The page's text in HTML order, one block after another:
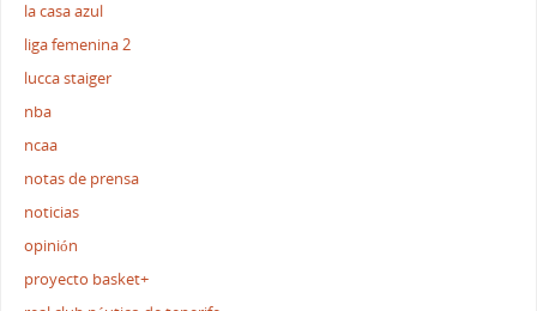
la casa azul
liga femenina 2
lucca staiger
nba
ncaa
notas de prensa
noticias
opinión
proyecto basket+